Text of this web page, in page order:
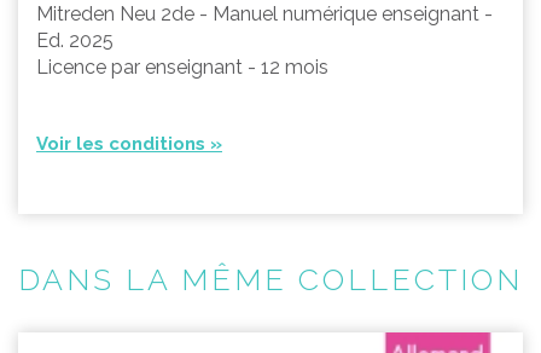
Mitreden Neu 2de - Manuel numérique enseignant -
Ed. 2025
Licence par enseignant - 12 mois
Voir les conditions »
DANS LA MÊME COLLECTION